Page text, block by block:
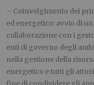
– Coinvolgimento dei
ed energetico: avvio di
collaborazione con i
enti di governo degli
nella gestione della
energetico e tutti gli